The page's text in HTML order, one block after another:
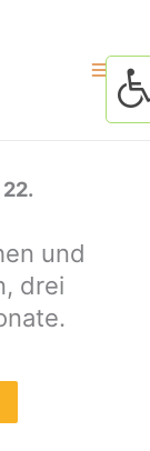
und
drei